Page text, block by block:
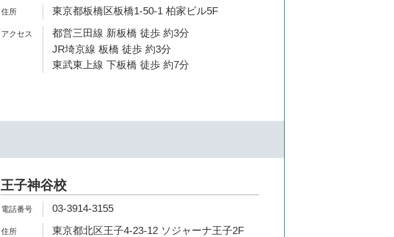
東京都板橋区板橋1-50-1 柏家ビル5F
都営三田線 新板橋 徒歩 約3分
JR埼京線 板橋 徒歩 約3分
東武東上線 下板橋 徒歩 約7分
王子神谷校
03-3914-3155
東京都北区王子4-23-12 ソジャーナ王子2F